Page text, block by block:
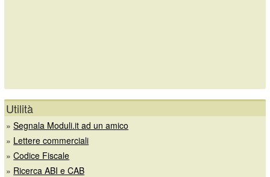
Utilità
»Segnala Moduli.it ad un amico
» Lettere commerciali
»Codice Fiscale
» Ricerca ABI e CAB